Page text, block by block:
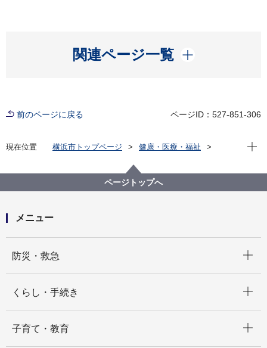
関連ページ一覧
開く
前のページに戻る ページID：527-851-306
現在位置 横浜市トップページ
健康・医療・福祉
障害福祉サービス・制度一覧
外出を支援するサービス
交通手段の割引等
タクシー料金の割引
現在
ページトップへ
メニュー
防災・救急
くらし・手続き
子育て・教育